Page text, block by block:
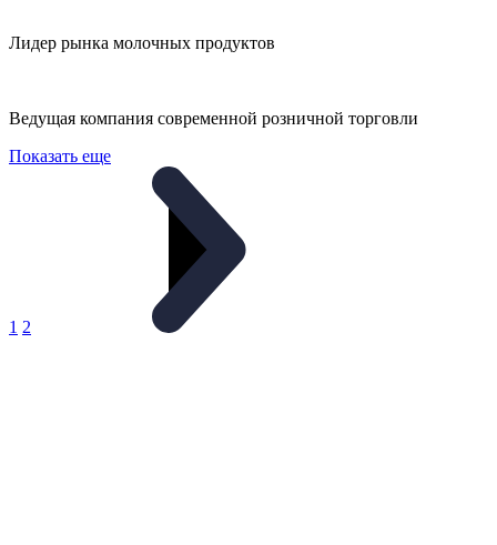
Лидер рынка молочных продуктов
Ведущая компания современной розничной торговли
Показать еще
1 2